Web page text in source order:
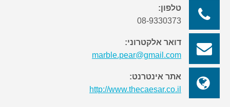
טלפון:
08-9330373
דואר אלקטרוני:
marble.pear@gmail.com
אתר אינטרנט:
http://www.thecaesar.co.il